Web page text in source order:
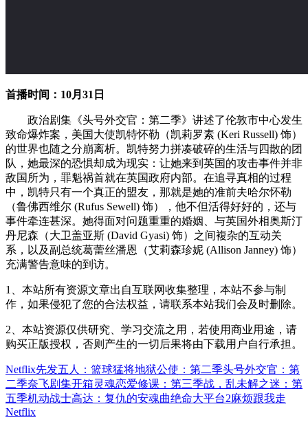
首播时间：10月31日
政治剧集《头号外交官：第二季》讲述了伦敦市中心发生
致命爆炸案，美国大使凯特怀勒（凯莉罗素 (Keri Russell) 饰）
的世界也随之分崩离析。凯特努力拼凑破碎的生活与四散的团
队，她最深的恐惧却成为现实：让她来到英国的攻击事件并非
敌国所为，罪魁祸首就在英国政府内部。在追寻真相的过程
中，凯特只有一个真正的盟友，那就是她的准前夫哈尔怀勒
（鲁佛西维尔 (Rufus Sewell) 饰），他不但活得好好的，还与
事件牵连甚深。她得面对问题重重的婚姻、与英国外相奥斯汀
丹尼森（大卫盖亚斯 (David Gyasi) 饰）之间複杂的互动关
系，以及副总统葛蕾丝潘恩（艾莉森珍妮 (Allison Janney) 饰）
充满警告意味的到访。
1、本站所有资源文章出自互联网收集整理，本站不参与制
作，如果侵犯了您的合法权益，请联系本站我们会及时删除。
2、本站资源仅供研究、学习交流之用，若使用商业用途，请
购买正版授权，否则产生的一切后果将由下载用户自行承担。
Netflix先发五人：篮球猛将地狱公使：第二季头号外交官：第
二季奈飞剧集开箱灵魂恋爱修课：第三季战，乱未解之迷：第
五季机动战士高达：复仇的安魂曲绝命大平台2麻烦跟我走
Netflix